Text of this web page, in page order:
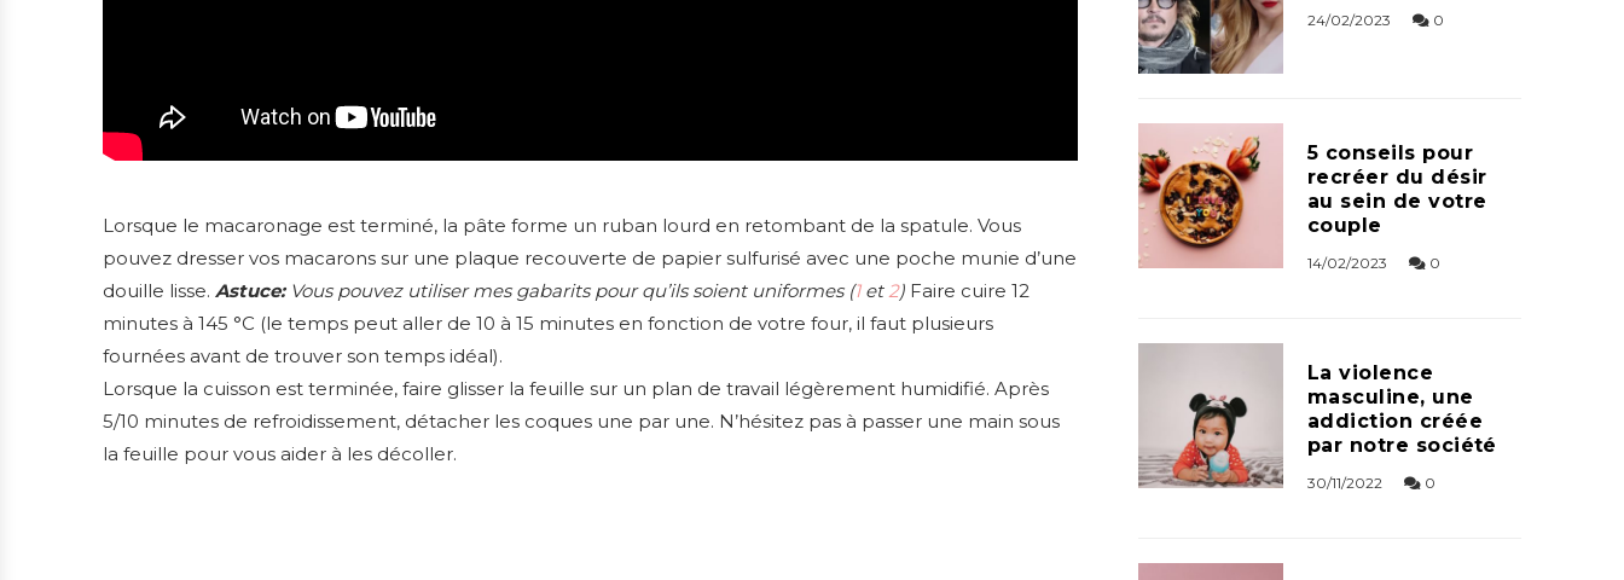
Lorsque le macaronage est terminé, la pâte forme un ruban lourd en retombant de la spatule. Vous
pouvez dresser vos macarons sur une plaque recouverte de papier sulfurisé avec une poche munie d’une
douille lisse. Astuce: Vous pouvez utiliser mes gabarits pour qu’ils soient uniformes (1et2) Faire cuire 12
minutes à 145 °C (le temps peut aller de 10 à 15 minutes en fonction de votre four, il faut plusieurs
fournées avant de trouver son temps idéal).
Lorsque la cuisson est terminée, faire glisser la feuille sur un plan de travail légèrement humidifié. Après
5/10 minutes de refroidissement, détacher les coques une par une. N’hésitez pas à passer une main sous
la feuille pour vous aider à les décoller.
24/02/2023 0
5 conseils pour
recréer du désir
au sein de votre
couple
14/02/2023 0
La violence
masculine, une
addiction créée
par notre société
30/11/2022 0